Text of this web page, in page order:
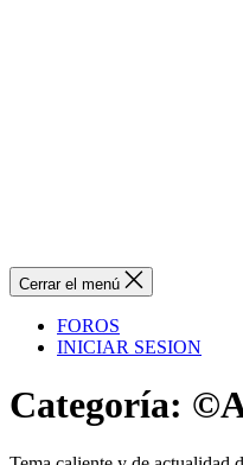
Cerrar el menú
FOROS
INICIAR SESION
Categoría: